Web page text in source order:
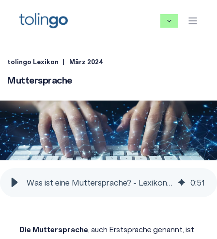
tolingo Lexikon März 2024
Muttersprache
Was ist eine Muttersprache? - Lexikon für Übersetzungen 0:51
Die Muttersprache, auch Erstsprache genannt, ist